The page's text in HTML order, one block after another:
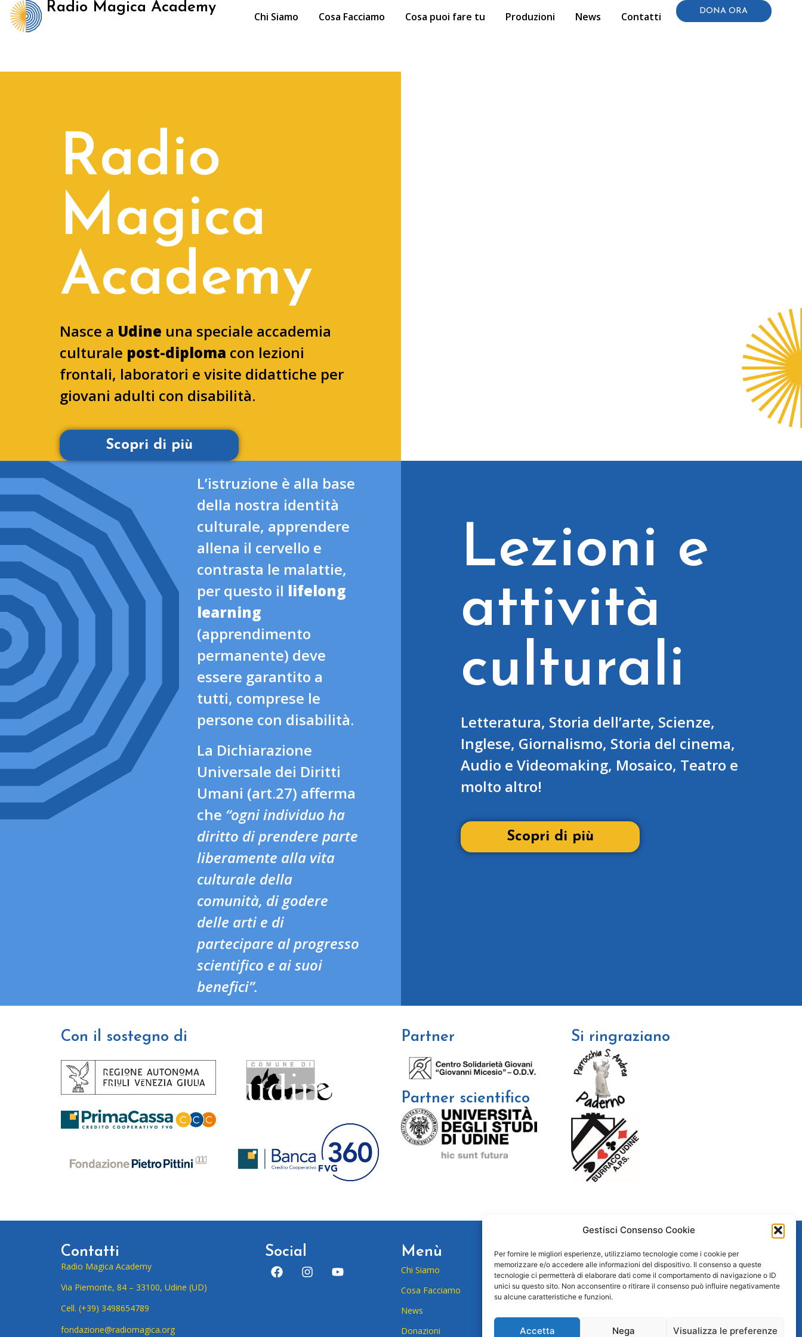
Gestisci Consenso Cookie
Per fornire le migliori esperienze, utilizziamo tecnologie come i cookie per
memorizzare e/o accedere alle informazioni del dispositivo. Il consenso a queste
tecnologie ci permetterà di elaborare dati come il comportamento di navigazione o ID
unici su questo sito. Non acconsentire o ritirare il consenso può influire negativamente
su alcune caratteristiche e funzioni.
Accetta Nega Visualizza le preferenze
Radio Magica Academy
Chi Siamo Cosa Facciamo Cosa puoi fare tu Produzioni News Contatti DONA ORA
Radio
Magica
Academy
Nasce a Udine una speciale accademia
culturale post-diploma con lezioni
frontali, laboratori e visite didattiche per
giovani adulti con disabilità.
Scopri di più
L’istruzione è alla base
della nostra identità
culturale, apprendere
allena il cervello e
contrasta le malattie,
per questo il lifelong
learning
(apprendimento
permanente) deve
essere garantito a
tutti, comprese le
persone con disabilità.
La Dichiarazione
Universale dei Diritti
Umani (art.27) afferma
che “ogni individuo ha
diritto di prendere parte
liberamente alla vita
culturale della
comunità, di godere
delle arti e di
partecipare al progresso
scientifico e ai suoi
benefici”.
Lezioni e
attività
culturali
Letteratura, Storia dell’arte, Scienze,
Inglese, Giornalismo, Storia del cinema,
Audio e Videomaking, Mosaico, Teatro e
molto altro!
Scopri di più
Con il sostegno di Partner
Partner scientifico
Si ringraziano
Contatti
Radio Magica Academy
Via Piemonte, 84 – 33100, Udine (UD)
Cell. (+39) 3498654789
fondazione@radiomagica.org
Social Menù
Chi Siamo
Cosa Facciamo
News
Donazioni
Area Riservata
Academy 2023-24 (materiale delle attività)
Academy 2024-25 (materiale delle attività)
Spazio Staff